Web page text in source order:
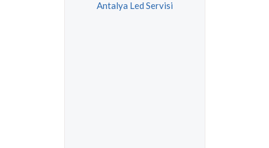
Antalya Led Servisi